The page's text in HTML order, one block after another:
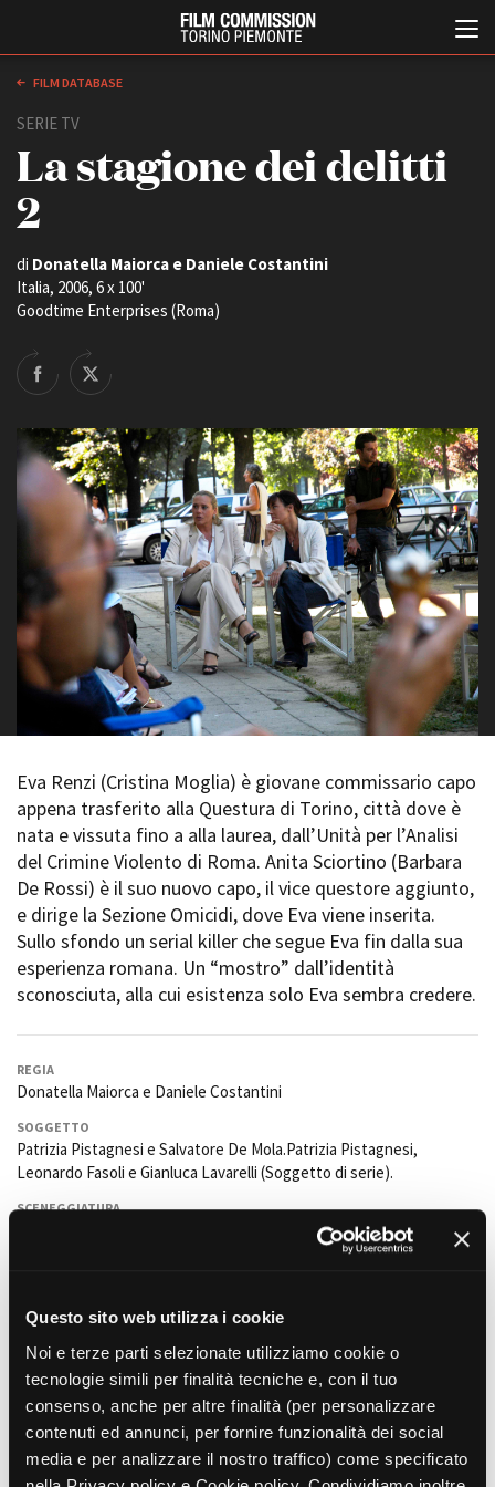
Questo sito web utilizza i cookie
Noi e terze parti selezionate utilizziamo cookie o
tecnologie simili per finalità tecniche e, con il tuo
consenso, anche per altre finalità (per personalizzare
contenuti ed annunci, per fornire funzionalità dei social
media e per analizzare il nostro traffico) come specificato
ABOUT
Chi siamo
Contatti
La sede
Partner
Rete regionale
Bilancio sociale
Amministrazione
trasparente
Bandi e gare
Sostenibilità ambientale
SERVIZI
Servizi generali
Spazi nella sede FCTP
Sala Casting
Sala Paolo Tenna
FILM FUNDS
Piemonte Film Tv Fund
Piemonte Film Tv
Development Fund
Piemonte Doc Film Fund
Short Film Fund
PRODUCTION GUIDE
Società di produzione
Professionisti
Attrici-Attori
BOOK DATABASE
NEWS
CASTING
Production Days
Avenue Cove - Erasmus +
Guarda che storia!
La Grazia - Immagini e
location della Torino di Paolo
Sorrentino
Open Day
Ciak in TOur!
FESTIVAL, MARKETS,
AWARDS
International Film Festival
Rotterdam
Filmfestspiele Berlin
Festival de Cannes
Biografilm Festival - Bio to B
Industry Days
Locarno Film Festival
Mostra Internazionale d’Arte
Cinematografica Venezia
Toronto International Film
Festival
Festa del Cinema di Roma
David di Donatello
Premio Solinas
STRUMENTI
Location - Accedi al tuo
Location - Nuovo utente
Newsletter
Lavoro
Elenco Operatori Economici
economia
FILM DATABASE
SERIE TV
La stagione dei delitti
2
di Donatella Maiorca e Daniele Costantini
Italia, 2006, 6 x 100'
Goodtime Enterprises (Roma)
Eva Renzi (Cristina Moglia) è giovane commissario capo
appena trasferito alla Questura di Torino, città dove è
nata e vissuta fino a alla laurea, dall’Unità per l’Analisi
del Crimine Violento di Roma. Anita Sciortino (Barbara
De Rossi) è il suo nuovo capo, il vice questore aggiunto,
e dirige la Sezione Omicidi, dove Eva viene inserita.
Sullo sfondo un serial killer che segue Eva fin dalla sua
esperienza romana. Un “mostro” dall’identità
sconosciuta, alla cui esistenza solo Eva sembra credere.
REGIA
Donatella Maiorca e Daniele Costantini
SOGGETTO
Patrizia Pistagnesi e Salvatore De Mola.Patrizia Pistagnesi,
Leonardo Fasoli e Gianluca Lavarelli (Soggetto di serie).
SCENEGGIATURA
Daniele Costantini, Salvatore De Mola, Patrizia Pistagnesi
MONTAGGIO
Antonio Siciliano
SCENOGRAFIA
Battani & De Marino
COSTUMI
Vera Cozzolino